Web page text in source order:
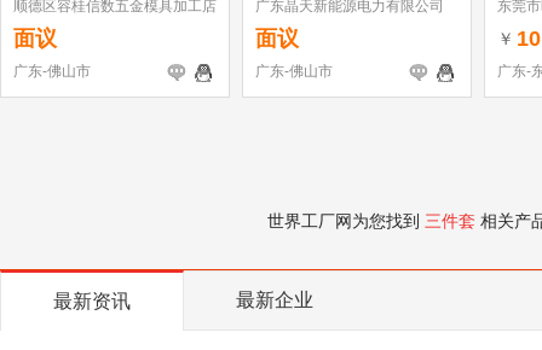
顺德区容桂信数五金模具加工店
面议
广东-佛山市
广东晶天新能源电力有限公司
面议
广东-佛山市
东莞
￥
广东-
世界工厂网为您找到 三件套 相关产
最新资讯 最新企业